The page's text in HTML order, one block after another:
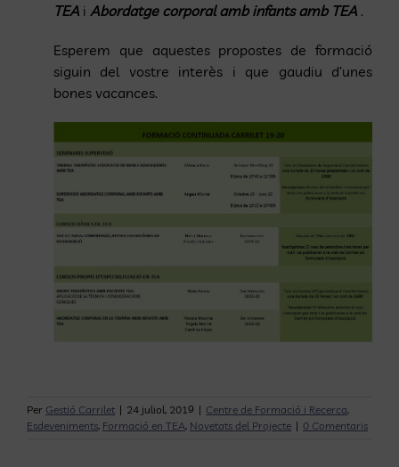
TEA i Abordatge corporal amb infants amb TEA .
Esperem que aquestes propostes de formació
siguin del vostre interès i que gaudiu d’unes
bones vacances.
Per Gestió Carrilet | 24 juliol, 2019 | Centre de Formació i Recerca,
Esdeveniments, Formació en TEA, Novetats del Projecte | 0 Comentaris